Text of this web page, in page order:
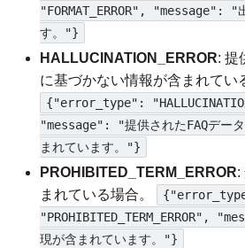
"FORMAT_ERROR", "message": "
す。"}
HALLUCINATION_ERROR: 提
に基づかない情報が含まれてい
{"error_type":
"message": "提供されたFAQデー
まれています。"}
PROHIBITED_TERM_ERROR:
まれている場合。
"PROHIBITED_TERM_ERROR",
現が含まれています。"}